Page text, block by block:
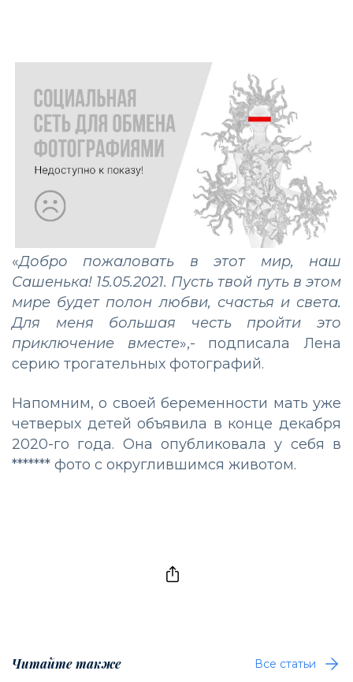
«Добро пожаловать в этот мир, наш
Сашенька! 15.05.2021. Пусть твой путь в этом
мире будет полон любви, счастья и света.
Для меня большая честь пройти это
приключение вместе»,- подписала Лена
серию трогательных фотографий.
Напомним, о своей беременности мать уже
четверых детей объявила в конце декабря
2020-го года. Она опубликовала у себя в
******* фото с округлившимся животом.
Читайте также Все статьи